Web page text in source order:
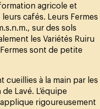
agricole et
cafés. Leurs Fermes
sur des sols
les Variétés Ruiru
sont de petite
cueillies à la main par les
Lavé. L’équipe
rigoureusement